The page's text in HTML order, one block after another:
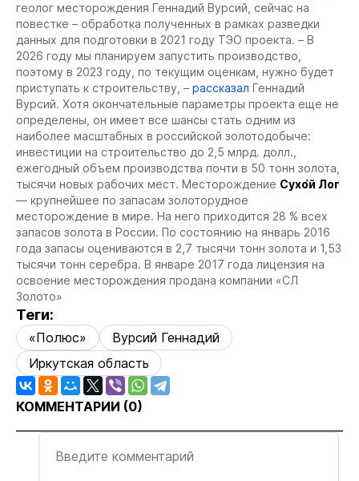
геолог месторождения Геннадий Вурсий, сейчас на
повестке – обработка полученных в рамках разведки
данных для подготовки в 2021 году ТЭО проекта. – В
2026 году мы планируем запустить производство,
поэтому в 2023 году, по текущим оценкам, нужно будет
приступать к строительству, – рассказал Геннадий
Вурсий. Хотя окончательные параметры проекта еще не
определены, он имеет все шансы стать одним из
наиболее масштабных в российской золотодобыче:
инвестиции на строительство до 2,5 млрд. долл.,
ежегодный объем производства почти в 50 тонн золота,
тысячи новых рабочих мест. Месторождение Сухо́й Лог
— крупнейшее по запасам золоторудное
месторождение в мире. На него приходится 28 % всех
запасов золота в России. По состоянию на январь 2016
года запасы оцениваются в 2,7 тысячи тонн золота и 1,53
тысячи тонн серебра. В январе 2017 года лицензия на
освоение месторождения продана компании «СЛ
Золото»
Теги:
«Полюс»
Вурсий Геннадий
Иркутская область
КОММЕНТАРИИ (0)